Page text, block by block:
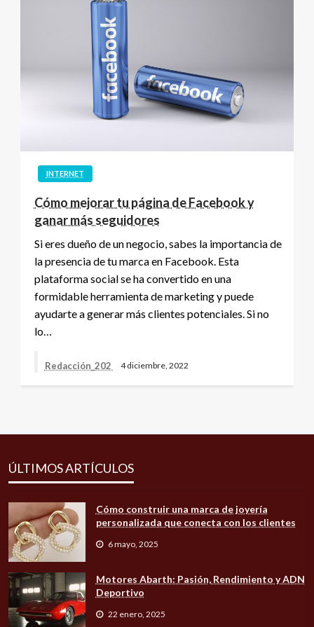
INTERNET
Cómo mejorar tu página de Facebook y
ganar más seguidores
Si eres dueño de un negocio, sabes la importancia de
la presencia de tu marca en Facebook. Esta
plataforma social se ha convertido en una
formidable herramienta de marketing y puede
ayudarte a generar más clientes potenciales. Si no
lo…
Redacción_202 4 diciembre, 2022
ÚLTIMOS ARTÍCULOS
Cómo construir una marca de joyería
personalizada que conecta con los clientes
6 mayo, 2025
Motores Abarth: Pasión, Rendimiento y ADN
Deportivo
22 enero, 2025